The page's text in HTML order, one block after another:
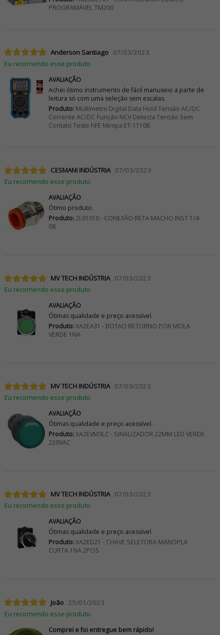
PROGRAMÁVEL TM200
Anderson Santiago 07/03/2023
Eu recomendo esse produto.
AVALIAÇÃO
Achei ótimo instrumento de fácil manuseio a parte de
leitura só com uma seleção sem escalas.
Produto:Multímetro Digital Data Hold Tensão AC/DC
Corrente AC/DC Função NCV Detecta Tensão Sem
Contato Teste hFE Minipa ET-1110B
CESMANI INDÚSTRIA 07/03/2023
Eu recomendo esse produto.
AVALIAÇÃO
Ótimo produto.
Produto:2L01010 - CONEXÃO RETA MACHO INST 1/4-
08
MV TECH INDÚSTRIA 07/03/2023
Eu recomendo esse produto.
AVALIAÇÃO
Ótimas qualidade e preço acessível.
Produto:XA2EA31 - BOTAO RETORNO POR MOLA
VERDE 1NA
MV TECH INDÚSTRIA 07/03/2023
Eu recomendo esse produto.
AVALIAÇÃO
Ótimas qualidade e preço acessível.
Produto:XA2EVM3LC - SINALIZADOR 22MM LED VERDE
220VAC
MV TECH INDÚSTRIA 07/03/2023
Eu recomendo esse produto.
AVALIAÇÃO
Ótimas qualidade e preço acessível.
Produto:XA2ED21 - CHAVE SELETORA MANOPLA
CURTA 1NA 2POS
João 25/01/2023
Eu recomendo esse produto.
Comprei e foi entregue bem rápido!